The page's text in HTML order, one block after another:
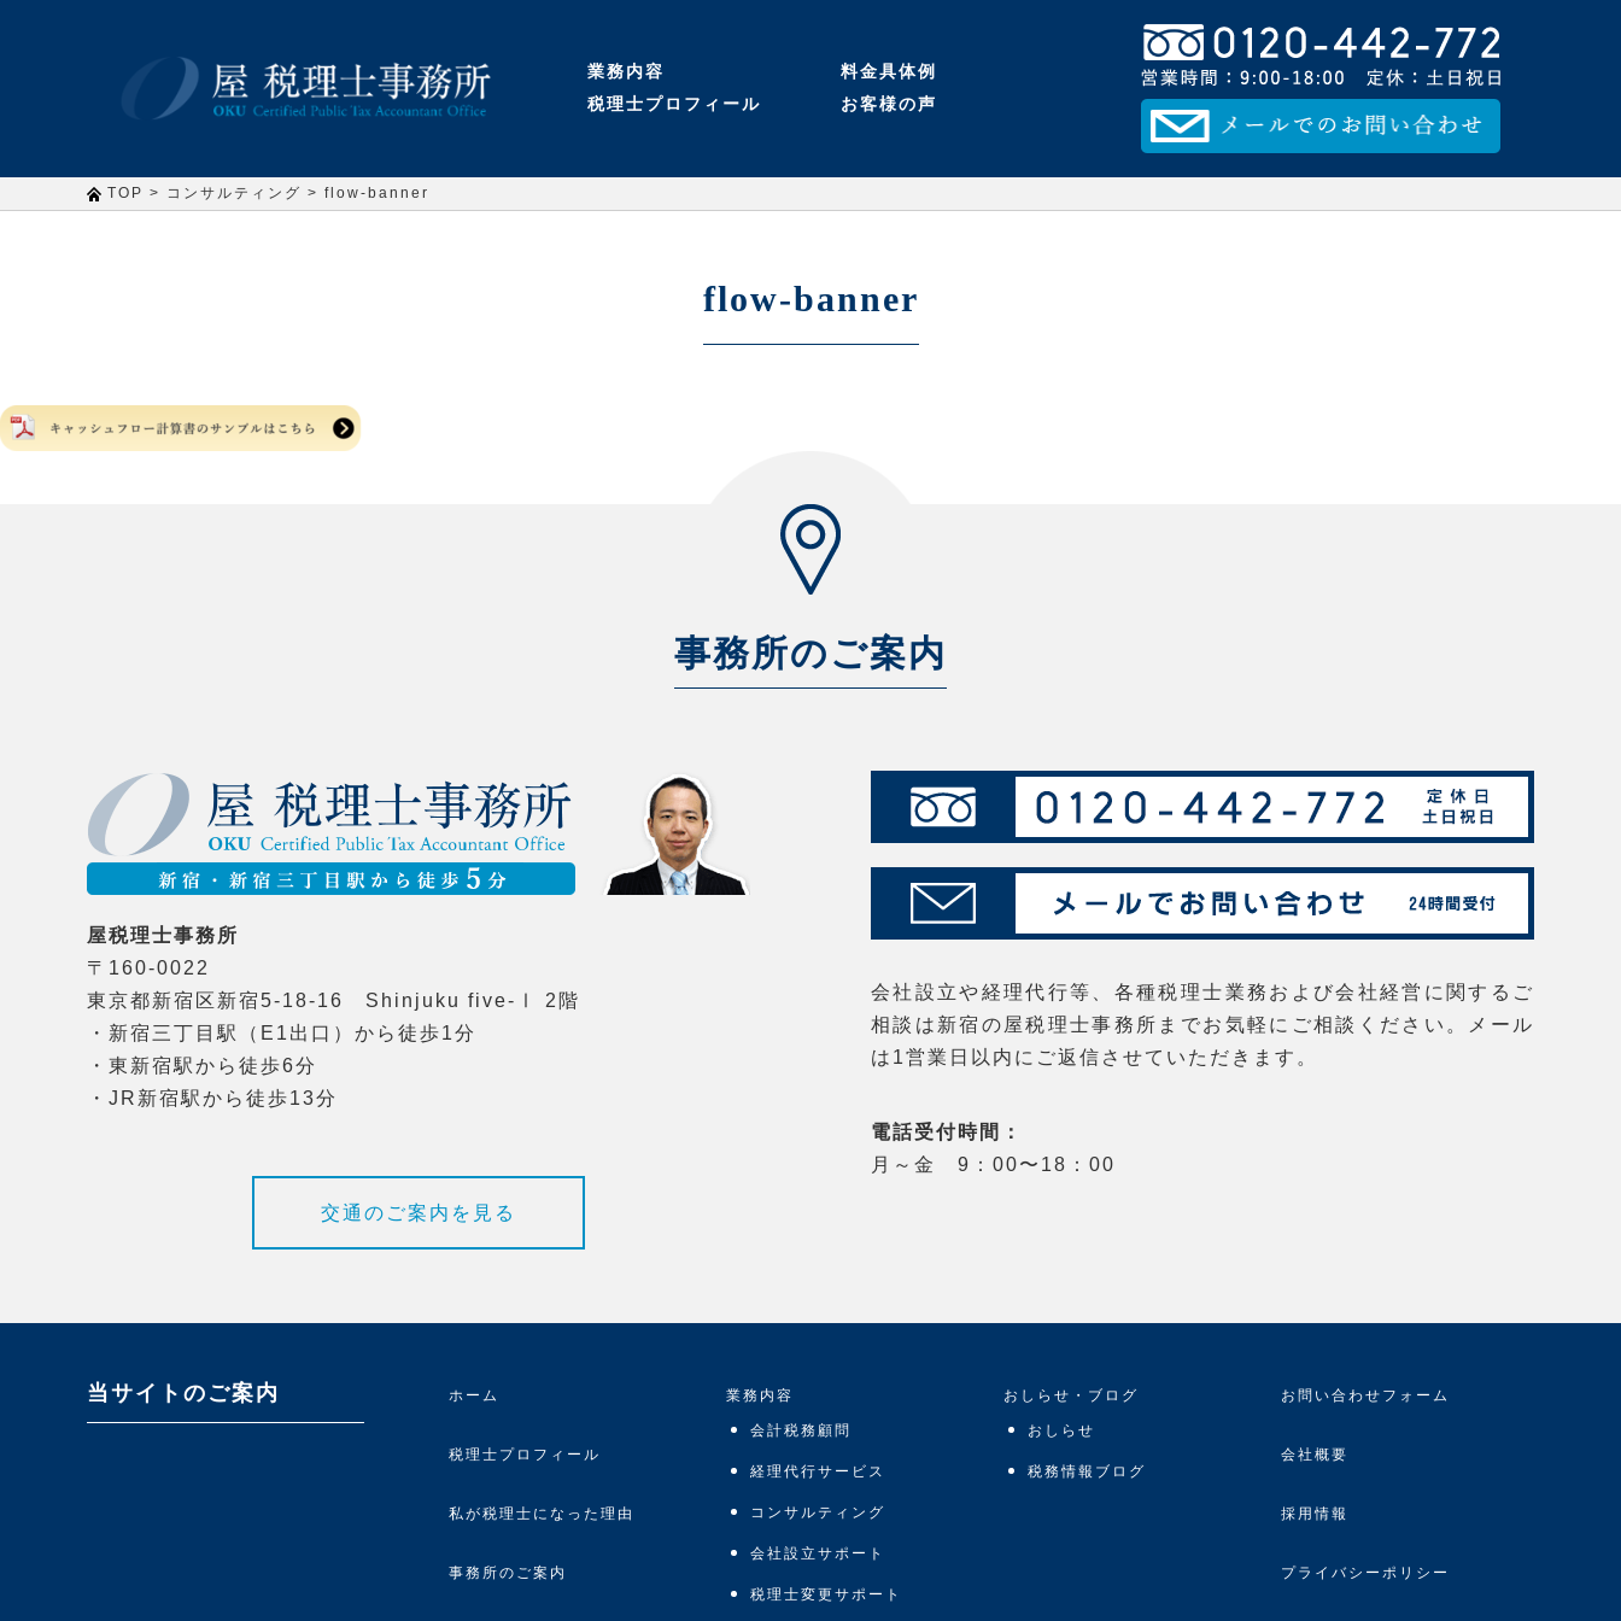
業務内容
料金具体例
税理士プロフィール
お客様の声
TOP > コンサルティング > flow-banner
flow-banner
事務所のご案内
屋税理士事務所
〒160-0022
東京都新宿区新宿5-18-16 Shinjuku five-Ⅰ 2階
・新宿三丁目駅（E1出口）から徒歩1分
・東新宿駅から徒歩6分
・JR新宿駅から徒歩13分
交通のご案内を見る
会社設立や経理代行等、各種税理士業務および会社経営に関するご
相談は新宿の屋税理士事務所までお気軽にご相談ください。メール
は1営業日以内にご返信させていただきます。
電話受付時間：
月～金 9：00〜18：00
当サイトのご案内 ホーム
税理士プロフィール
私が税理士になった理由
事務所のご案内
業務内容
会計税務顧問
経理代行サービス
コンサルティング
会社設立サポート
税理士変更サポート
おしらせ・ブログ
おしらせ
税務情報ブログ
お問い合わせフォーム
会社概要
採用情報
プライバシーポリシー